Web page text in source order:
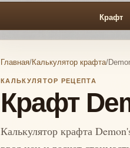
Крафт
Главная/Калькулятор крафта/
КАЛЬКУЛЯТОР РЕЦЕПТА
Крафт
Калькулятор крафта